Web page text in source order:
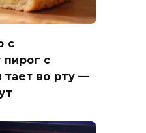
с
пирог с
тает во рту —